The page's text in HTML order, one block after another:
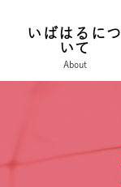
いばはるにつ
いて
About